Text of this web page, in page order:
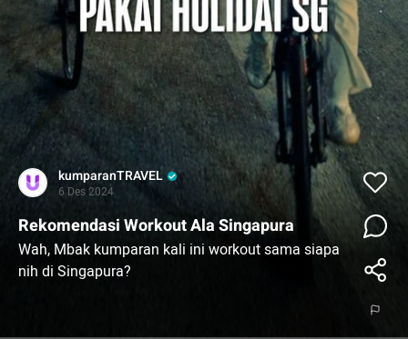
kumparanTRAVEL
6 Des 2024
Rekomendasi Workout Ala Singapura
Wah, Mbak kumparan kali ini workout sama siapa
nih di Singapura?